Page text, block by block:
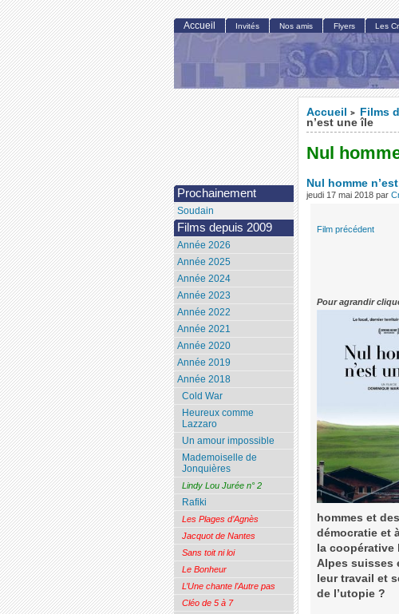
Accueil > Films
n’est une île
Nul
Nul homme
jeudi 17 mai 2018 par
Film précédent
Pour agrandir
hommes et
démocratie et
la coopérative
Alpes suisses
leur travail et
de l’utopie ?
Accueil Invités Nos amis Flyers Les
Prochainement
Soudain
Films depuis 2009
Année 2026
Année 2025
Année 2024
Année 2023
Année 2022
Année 2021
Année 2020
Année 2019
Année 2018
Cold War
Heureux comme
Lazzaro
Un amour impossible
Mademoiselle de
Jonquières
Lindy Lou Jurée n° 2
Rafiki
Les Plages d’Agnès
Jacquot de Nantes
Sans toit ni loi
Le Bonheur
L’Une chante l’Autre pas
Cléo de 5 à 7